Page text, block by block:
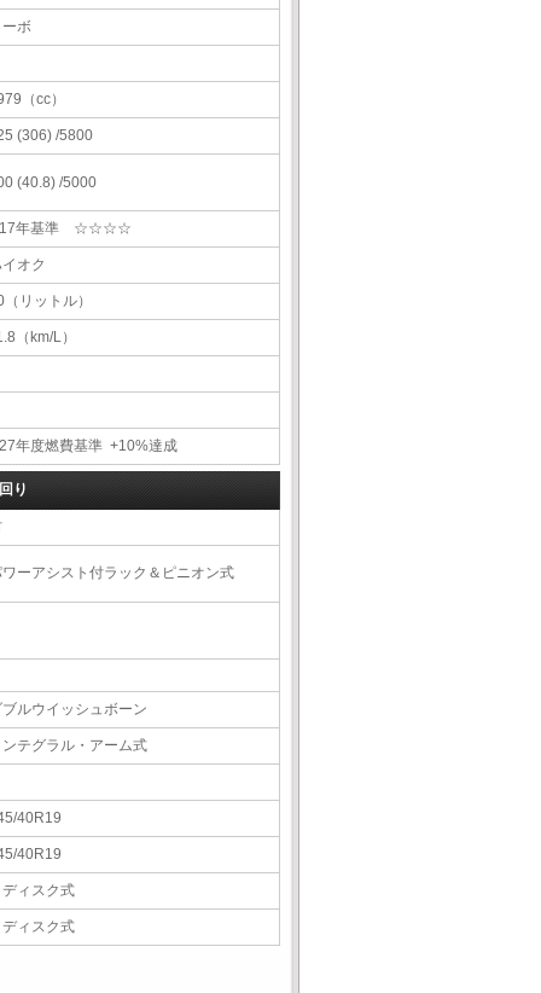
ボ
（cc）
(306) /5800
(40.8) /5000
年基準 ☆☆☆☆
オク
（リットル）
（km/L）
年度燃費基準 +10%達成
り
ーアシスト付ラック＆ピニオン式
ルウイッシュボーン
テグラル・アーム式
40R19
40R19
ィスク式
ィスク式